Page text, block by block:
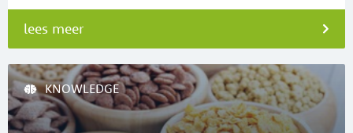
lees meer
KNOWLEDGE